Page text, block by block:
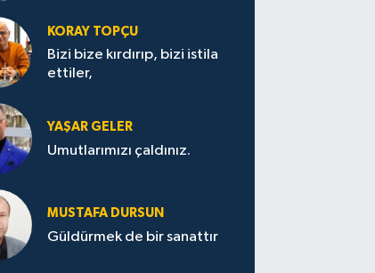
KORAY TOPÇU
Bizi bize kırdırıp, bizi istila
ettiler,
YAŞAR GELER
Umutlarımızı çaldınız.
MUSTAFA DURSUN
Güldürmek de bir sanattır